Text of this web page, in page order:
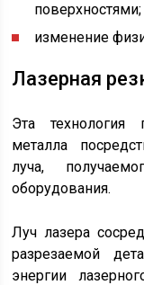
поверхностями;
изменение
Лазерная
Эта технология
металла
луча,
оборудования.
Луч лазера
разрезаемой
энергии